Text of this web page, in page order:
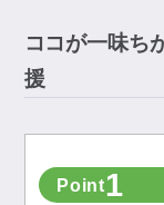
ココが一味ち
援
Point1